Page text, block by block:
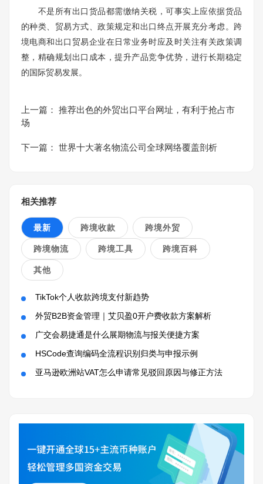
不是所有出口货品都需缴纳关税，可事实上应依据货品
的种类、贸易方式、政策规定和出口终点开展充分考虑。跨
境电商和出口贸易企业在日常业务时应及时关注有关政策调
整，精确规划出口成本，提升产品竞争优势，进行长期稳定
的国际贸易发展。
上一篇： 推荐出色的外贸出口平台网址，有利于抢占市
场
下一篇： 世界十大著名物流公司全球网络覆盖剖析
相关推荐
最新 跨境收款 跨境外贸
跨境物流 跨境工具 跨境百科
其他
TikTok个人收款跨境支付新趋势
外贸B2B资金管理｜艾贝盈0开户费收款方案解析
广交会易捷通是什么展期物流与报关便捷方案
HSCode查询编码全流程识别归类与申报示例
亚马逊欧洲站VAT怎么申请常见驳回原因与修正方法